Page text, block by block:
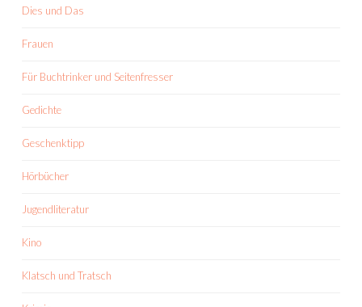
Dies und Das
Frauen
Für Buchtrinker und Seitenfresser
Gedichte
Geschenktipp
Hörbücher
Jugendliteratur
Kino
Klatsch und Tratsch